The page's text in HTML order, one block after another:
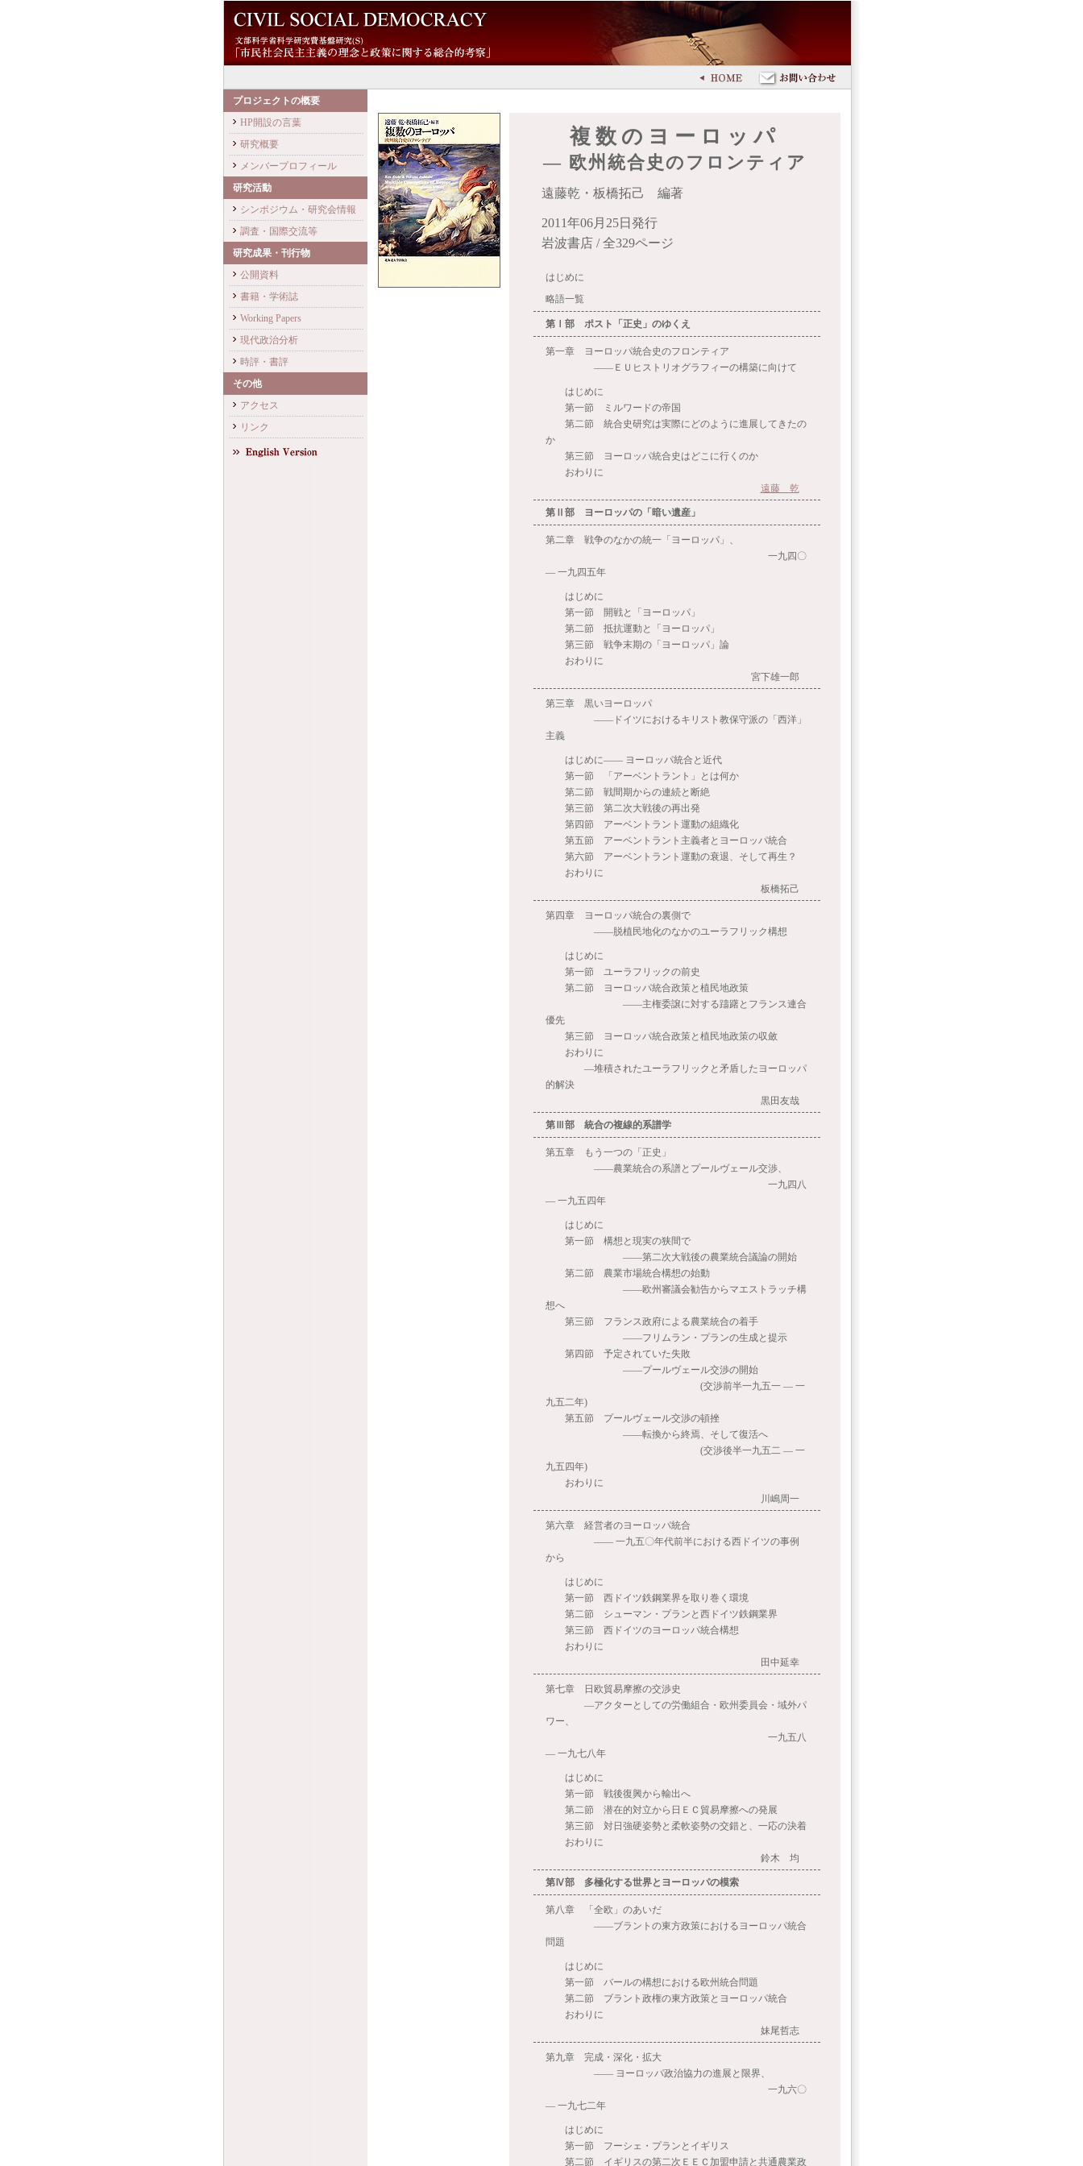
プロジェクトの概要
HP開設の言葉
研究概要
メンバープロフィール
研究活動
シンポジウム・研究会情報
調査・国際交流等
研究成果・刊行物
公開資料
書籍・学術誌
Working Papers
現代政治分析
時評・書評
その他
アクセス
リンク
複数のヨーロッパ
― 欧州統合史のフロンティア
遠藤乾・板橋拓己 編著
2011年06月25日発行
岩波書店 / 全329ページ
はじめに
略語一覧
第Ⅰ部 ポスト「正史」のゆくえ
第一章 ヨーロッパ統合史のフロンティア
――ＥＵヒストリオグラフィーの構築に向けて
はじめに
第一節 ミルワードの帝国
第二節 統合史研究は実際にどのように進展してきたの
か
第三節 ヨーロッパ統合史はどこに行くのか
おわりに
遠藤 乾
第Ⅱ部 ヨーロッパの「暗い遺産」
第二章 戦争のなかの統一「ヨーロッパ」、
一九四〇
― 一九四五年
はじめに
第一節 開戦と「ヨーロッパ」
第二節 抵抗運動と「ヨーロッパ」
第三節 戦争末期の「ヨーロッパ」論
おわりに
宮下雄一郎
第三章 黒いヨーロッパ
――ドイツにおけるキリスト教保守派の「西洋」
主義
はじめに―― ヨーロッパ統合と近代
第一節 「アーベントラント」とは何か
第二節 戦間期からの連続と断絶
第三節 第二次大戦後の再出発
第四節 アーベントラント運動の組織化
第五節 アーベントラント主義者とヨーロッパ統合
第六節 アーベントラント運動の衰退、そして再生？
おわりに
板橋拓己
第四章 ヨーロッパ統合の裏側で
――脱植民地化のなかのユーラフリック構想
はじめに
第一節 ユーラフリックの前史
第二節 ヨーロッパ統合政策と植民地政策
――主権委譲に対する躊躇とフランス連合
優先
第三節 ヨーロッパ統合政策と植民地政策の収斂
おわりに
―堆積されたユーラフリックと矛盾したヨーロッパ
的解決
黒田友哉
第Ⅲ部 統合の複線的系譜学
第五章 もう一つの「正史」
――農業統合の系譜とプールヴェール交渉、
一九四八
― 一九五四年
はじめに
第一節 構想と現実の狭間で
――第二次大戦後の農業統合議論の開始
第二節 農業市場統合構想の始動
――欧州審議会勧告からマエストラッチ構
想へ
第三節 フランス政府による農業統合の着手
――フリムラン・プランの生成と提示
第四節 予定されていた失敗
――プールヴェール交渉の開始
(交渉前半一九五一 ― 一
九五二年)
第五節 プールヴェール交渉の頓挫
――転換から終焉、そして復活へ
(交渉後半一九五二 ― 一
九五四年)
おわりに
川嶋周一
第六章 経営者のヨーロッパ統合
―― 一九五〇年代前半における西ドイツの事例
から
はじめに
第一節 西ドイツ鉄鋼業界を取り巻く環境
第二節 シューマン・プランと西ドイツ鉄鋼業界
第三節 西ドイツのヨーロッパ統合構想
おわりに
田中延幸
第七章 日欧貿易摩擦の交渉史
―アクターとしての労働組合・欧州委員会・域外パ
ワー、
一九五八
― 一九七八年
はじめに
第一節 戦後復興から輸出へ
第二節 潜在的対立から日ＥＣ貿易摩擦への発展
第三節 対日強硬姿勢と柔軟姿勢の交錯と、一応の決着
おわりに
鈴木 均
第Ⅳ部 多極化する世界とヨーロッパの模索
第八章 「全欧」のあいだ
――ブラントの東方政策におけるヨーロッパ統合
問題
はじめに
第一節 バールの構想における欧州統合問題
第二節 ブラント政権の東方政策とヨーロッパ統合
おわりに
妹尾哲志
第九章 完成・深化・拡大
―― ヨーロッパ政治協力の進展と限界、
一九六〇
― 一九七二年
はじめに
第一節 フーシェ・プランとイギリス
第二節 イギリスの第二次ＥＥＣ加盟申請と共通農業政